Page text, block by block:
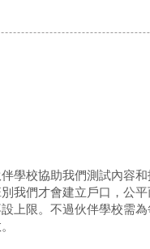
學校協助我們測試內容
我們才會建立戶口，公
上限。不過伙伴學校需